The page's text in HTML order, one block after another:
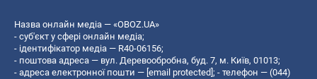
Назва онлайн медіа — «OBOZ.UA»
- суб'єкт у сфері онлайн медіа;
- ідентифікатор медіа — R40-06156;
- поштова адреса — вул. Деревообробна, буд. 7, м. Київ, 01013;
- адреса електронної пошти — [email protected]; - телефон — (044)